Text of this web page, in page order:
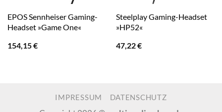
EPOS Sennheiser Gaming-
Headset »Game One«
154,15€
Steelplay Gaming-Headset
»HP52«
47,22€
IMPRESSUM DATENSCHUTZ